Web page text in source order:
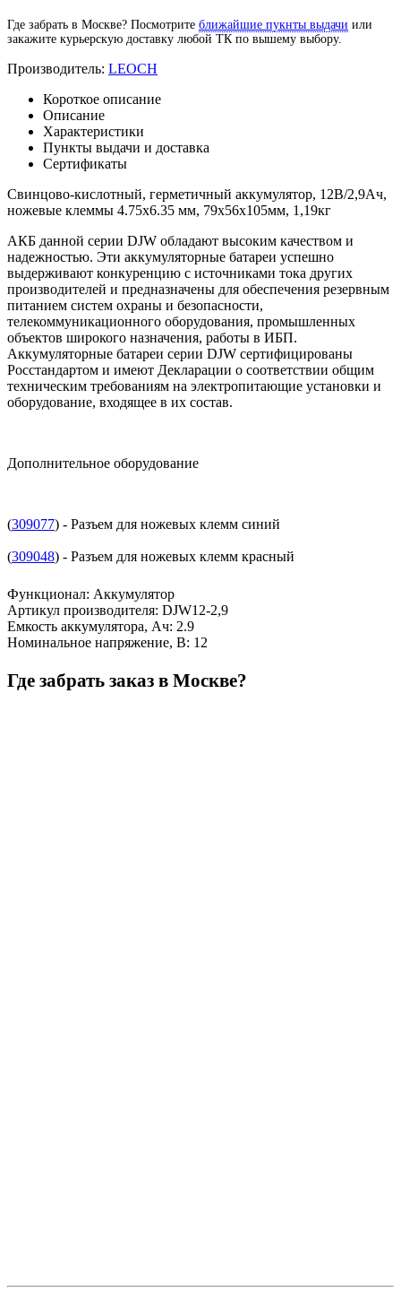
Где забрать в Москве? Посмотрите ближайшие пукнты выдачи или
закажите курьерскую доставку любой ТК по вышему выбору.
Производитель: LEOCH
Короткое описание
Описание
Характеристики
Пункты выдачи и доставка
Сертификаты
Свинцово-кислотный, герметичный аккумулятор, 12В/2,9Ач,
ножевые клеммы 4.75х6.35 мм, 79х56х105мм, 1,19кг
АКБ данной серии DJW обладают высоким качеством и
надежностью. Эти аккумуляторные батареи успешно
выдерживают конкуренцию с источниками тока других
производителей и предназначены для обеспечения резервным
питанием систем охраны и безопасности,
телекоммуникационного оборудования, промышленных
объектов широкого назначения, работы в ИБП.
Аккумуляторные батареи серии DJW сертифицированы
Росстандартом и имеют Декларации о соответствии общим
техническим требованиям на электропитающие установки и
оборудование, входящее в их состав.
Дополнительное оборудование
(309077) - Разъем для ножевых клемм синий
(309048) - Разъем для ножевых клемм красный
Функционал: Аккумулятор
Артикул производителя: DJW12-2,9
Емкость аккумулятора, Ач: 2.9
Номинальное напряжение, В: 12
Где забрать заказ в Москве?